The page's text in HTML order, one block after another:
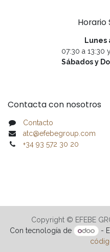
Horario
Lunes
07:30 a 13:30
Sábados y
Contacta con nosotros
Contacto
atc@efebegroup.com
+34 93 572 30 20
Copyright © EFEBE
Con tecnología de -